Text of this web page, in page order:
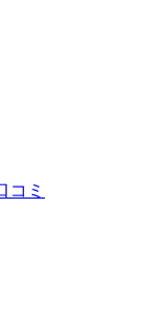
コミ